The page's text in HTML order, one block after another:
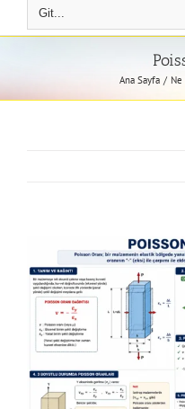
Git...
Ana Sayfa
Larger
Image